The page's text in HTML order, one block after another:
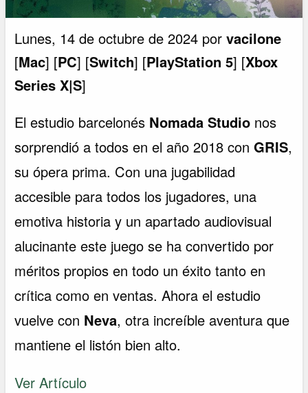
Lunes, 14 de octubre de 2024 porvacilone
[Mac] [PC] [Switch] [PlayStation 5] [Xbox
Series X|S]
El estudio barcelonés Nomada Studio nos
sorprendió a todos en el año 2018 conGRIS,
su ópera prima. Con una jugabilidad
accesible para todos los jugadores, una
emotiva historia y un apartado audiovisual
alucinante este juego se ha convertido por
méritos propios en todo un éxito tanto en
crítica como en ventas. Ahora el estudio
vuelve con Neva, otra increíble aventura que
mantiene el listón bien alto.
Ver Artículo